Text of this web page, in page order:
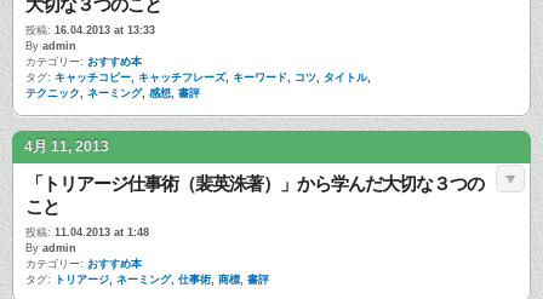
投稿: 16.04.2013 at 13:33
By admin
カテゴリー: おすすめ本
タグ: キャッチコピー, キャッチフレーズ, キーワード, コツ, タイトル,
テクニック, ネーミング, 感想, 書評
4月 11, 2013
「トリアージ仕事術（裴英洙著）」から学んだ大切な３つの
こと
投稿: 11.04.2013 at 1:48
By admin
カテゴリー: おすすめ本
タグ:
トリアージ, ネーミング, 仕事術, 商標, 書評